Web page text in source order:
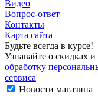
Видео
Вопрос-ответ
Контакты
Карта сайта
Будьте всегда в курсе!
Узнавайте о скидках
обработку
сервиса
Новости магазина